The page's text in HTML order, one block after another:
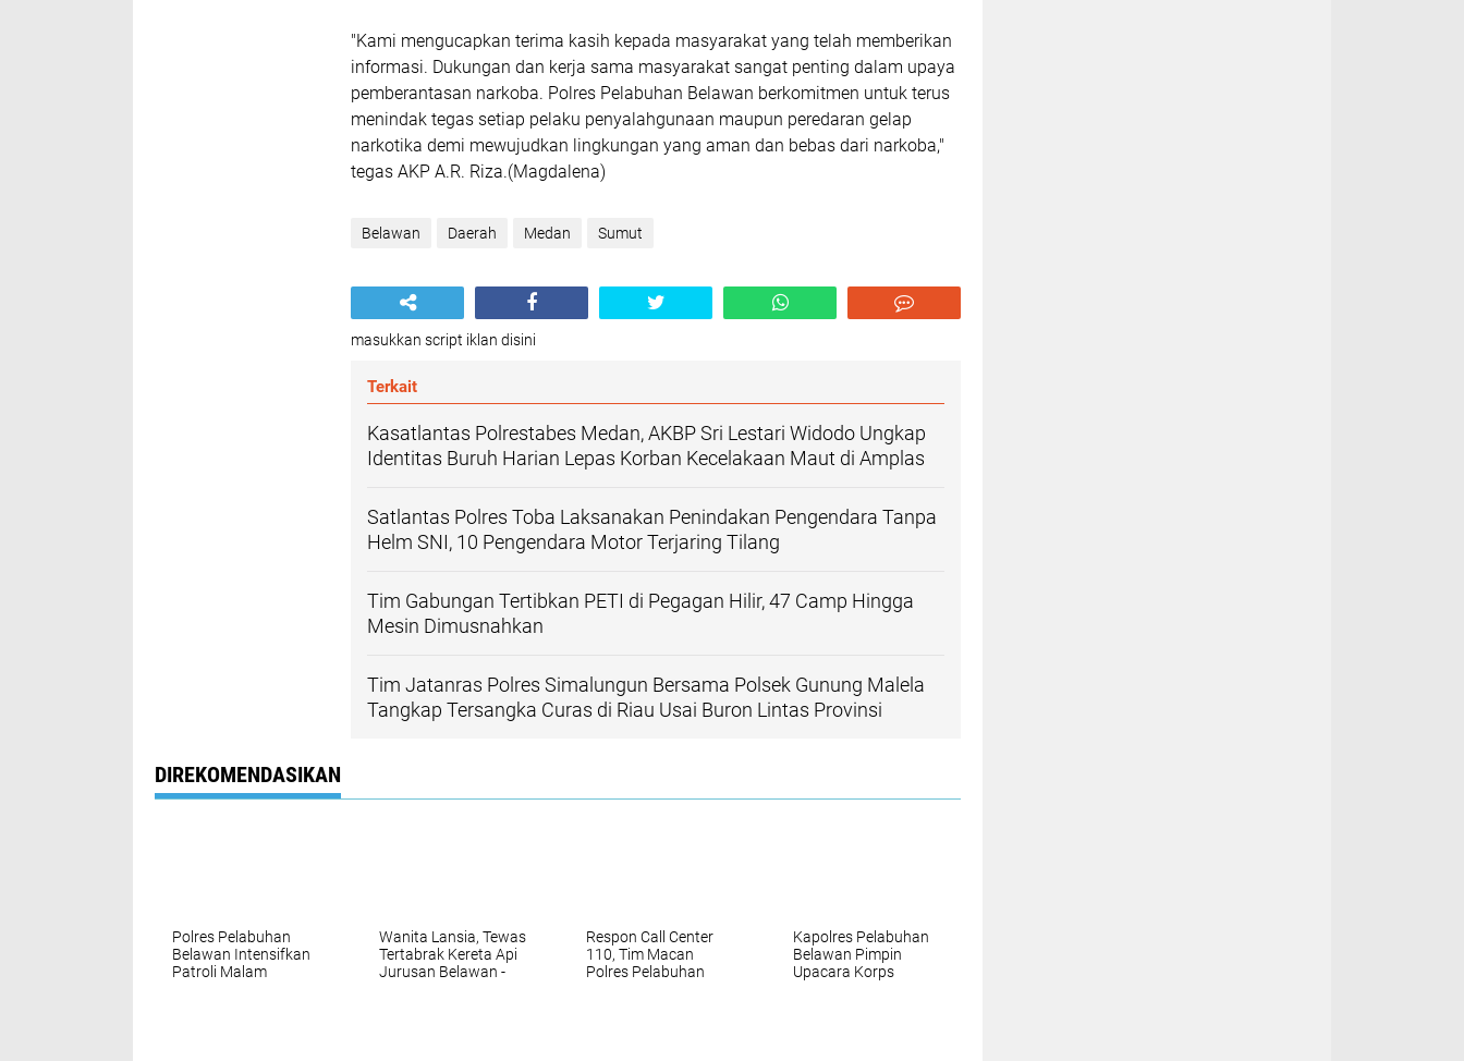
"Kami mengucapkan terima kasih kepada masyarakat yang telah memberikan
informasi. Dukungan dan kerja sama masyarakat sangat penting dalam upaya
pemberantasan narkoba. Polres Pelabuhan Belawan berkomitmen untuk terus
menindak tegas setiap pelaku penyalahgunaan maupun peredaran gelap
narkotika demi mewujudkan lingkungan yang aman dan bebas dari narkoba,"
tegas AKP A.R. Riza.(Magdalena)
Belawan Daerah Medan Sumut
masukkan script iklan disini
Terkait
Kasatlantas Polrestabes Medan, AKBP Sri Lestari Widodo Ungkap
Identitas Buruh Harian Lepas Korban Kecelakaan Maut di Amplas‎
Satlantas Polres Toba Laksanakan Penindakan Pengendara Tanpa
Helm SNI, 10 Pengendara Motor Terjaring Tilang‎
Tim Gabungan Tertibkan PETI di Pegagan Hilir, 47 Camp Hingga
Mesin Dimusnahkan
Tim Jatanras Polres Simalungun Bersama Polsek Gunung Malela
Tangkap Tersangka Curas di Riau Usai Buron Lintas Provinsi
DIREKOMENDASIKAN
Polres Pelabuhan
Belawan Intensifkan
Patroli Malam
Wanita Lansia, Tewas
Tertabrak Kereta Api
Jurusan Belawan -
Respon Call Center
110, Tim Macan
Polres Pelabuhan
Kapolres Pelabuhan
Belawan Pimpin
Upacara Korps